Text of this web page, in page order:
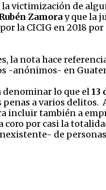
victimización de
Zamoray que la
la CICIG en 2018
la nota hace
-anónimos- en
denominar lo que el13
a varios delitos.
también a
coro por casi la
de